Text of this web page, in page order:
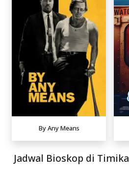
By Any Means
Jadwal Bioskop di Timika